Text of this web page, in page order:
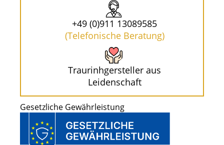
+49 (0)911 13089585
(Telefonische Beratung)
Traurinhgersteller aus
Leidenschaft
Gesetzliche Gewährleistung